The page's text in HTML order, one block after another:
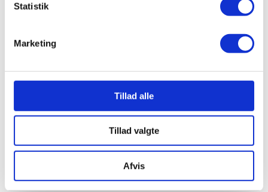
Statistik
Marketing
Tillad alle
Tillad valgte
Afvis